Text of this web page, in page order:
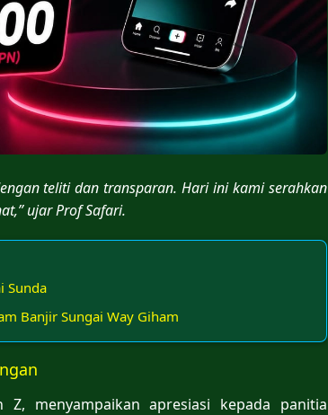
teliti dan transparan. Hari ini kami serahkan
ujar Prof Safari.
Sunda
Banjir Sungai Way Giham
menyampaikan apresiasi kepada panitia